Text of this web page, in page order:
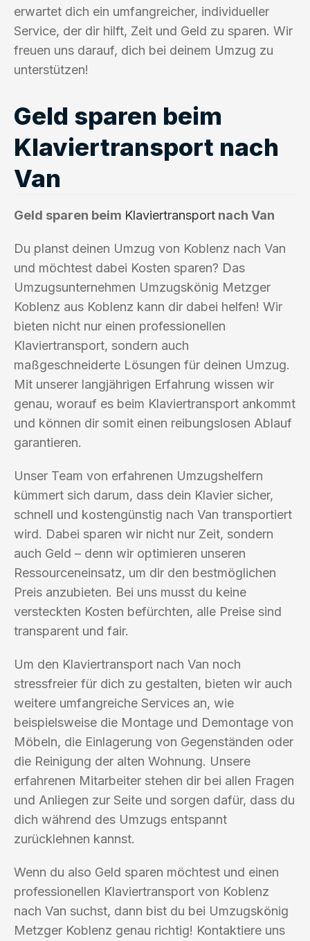
erwartet dich ein umfangreicher, individueller
Service, der dir hilft, Zeit und Geld zu sparen. Wir
freuen uns darauf, dich bei deinem Umzug zu
unterstützen!
Geld sparen beim
Klaviertransport nach
Van
Geld sparen beim Klaviertransport nach Van
Du planst deinen Umzug von Koblenz nach Van
und möchtest dabei Kosten sparen? Das
Umzugsunternehmen Umzugskönig Metzger
Koblenz aus Koblenz kann dir dabei helfen! Wir
bieten nicht nur einen professionellen
Klaviertransport, sondern auch
maßgeschneiderte Lösungen für deinen Umzug.
Mit unserer langjährigen Erfahrung wissen wir
genau, worauf es beim Klaviertransport ankommt
und können dir somit einen reibungslosen Ablauf
garantieren.
Unser Team von erfahrenen Umzugshelfern
kümmert sich darum, dass dein Klavier sicher,
schnell und kostengünstig nach Van transportiert
wird. Dabei sparen wir nicht nur Zeit, sondern
auch Geld – denn wir optimieren unseren
Ressourceneinsatz, um dir den bestmöglichen
Preis anzubieten. Bei uns musst du keine
versteckten Kosten befürchten, alle Preise sind
transparent und fair.
Um den Klaviertransport nach Van noch
stressfreier für dich zu gestalten, bieten wir auch
weitere umfangreiche Services an, wie
beispielsweise die Montage und Demontage von
Möbeln, die Einlagerung von Gegenständen oder
die Reinigung der alten Wohnung. Unsere
erfahrenen Mitarbeiter stehen dir bei allen Fragen
und Anliegen zur Seite und sorgen dafür, dass du
dich während des Umzugs entspannt
zurücklehnen kannst.
Wenn du also Geld sparen möchtest und einen
professionellen Klaviertransport von Koblenz
nach Van suchst, dann bist du bei Umzugskönig
Metzger Koblenz genau richtig! Kontaktiere uns